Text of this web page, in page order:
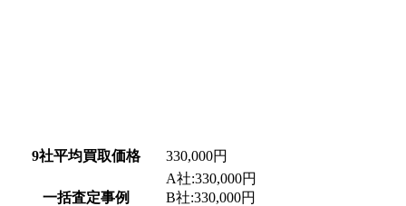
9社平均買取価格 330,000円
一括査定事例
A社:330,000円
B社:330,000円